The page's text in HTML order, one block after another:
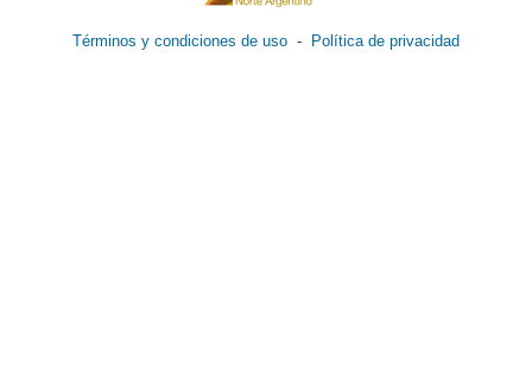
Términos y condiciones de uso - Política de privacidad